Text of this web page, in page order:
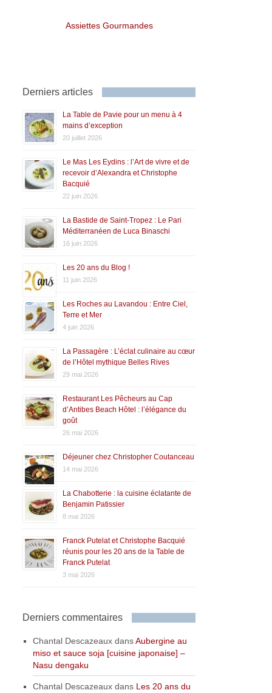
Assiettes Gourmandes
Derniers articles
La Table de Pavie pour un menu à 4
mains d’exception
20 juillet 2026
Le Mas Les Eydins : l’Art de vivre et de
recevoir d’Alexandra et Christophe
Bacquié
22 juin 2026
La Bastide de Saint-Tropez : Le Pari
Méditerranéen de Luca Binaschi
16 juin 2026
Les 20 ans du Blog !
11 juin 2026
Les Roches au Lavandou : Entre Ciel,
Terre et Mer
4 juin 2026
La Passagère : L’éclat culinaire au cœur
de l’Hôtel mythique Belles Rives
29 mai 2026
Restaurant Les Pêcheurs au Cap
d’Antibes Beach Hôtel : l’élégance du
goût
26 mai 2026
Déjeuner chez Christopher Coutanceau
14 mai 2026
La Chabotterie : la cuisine éclatante de
Benjamin Patissier
8 mai 2026
Franck Putelat et Christophe Bacquié
réunis pour les 20 ans de la Table de
Franck Putelat
3 mai 2026
Derniers commentaires
Chantal Descazeaux dansAubergine au
miso et sauce soja [cuisine japonaise] –
Nasu dengaku
Chantal Descazeaux dans Les 20 ans du